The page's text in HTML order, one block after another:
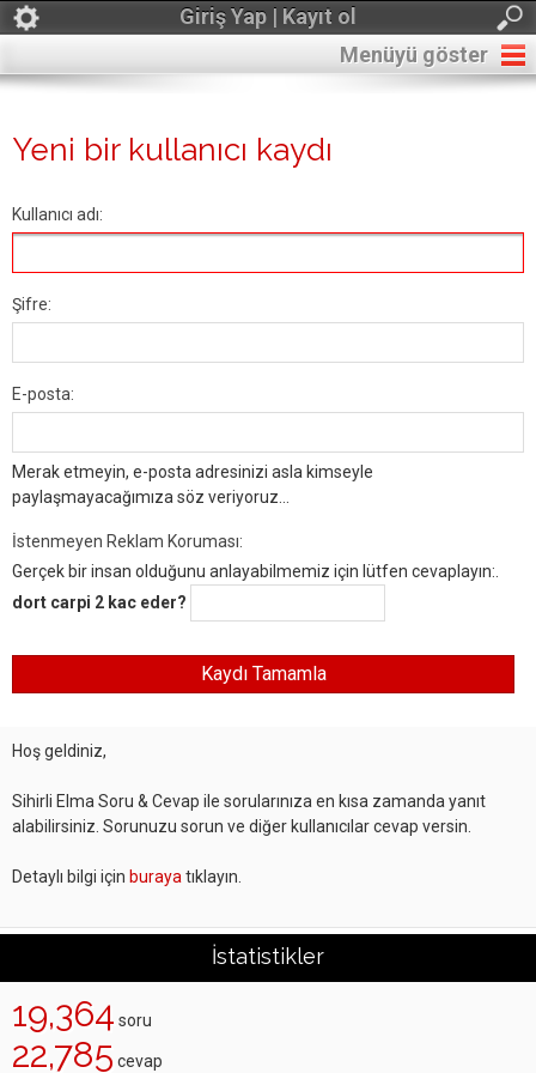
Giriş Yap | Kayıt ol
Menüyü göster
Yeni bir kullanıcı kaydı
Kullanıcı adı:
Şifre:
E-posta:
Merak etmeyin, e-posta adresinizi asla kimseyle
paylaşmayacağımıza söz veriyoruz...
İstenmeyen Reklam Koruması:
Gerçek bir insan olduğunu anlayabilmemiz için lütfen cevaplayın:.
dort carpi 2 kac eder?
Hoş geldiniz,
Sihirli Elma Soru & Cevap ile sorularınıza en kısa zamanda yanıt
alabilirsiniz. Sorunuzu sorun ve diğer kullanıcılar cevap versin.
Detaylı bilgi için buraya tıklayın.
İstatistikler
19,364 soru
22,785 cevap